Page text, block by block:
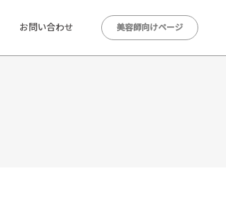
お問い合わせ 美容師向けページ